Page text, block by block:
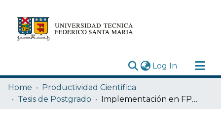
Log In (current)
Research Outputs
Statistics
Home
Productividad Cientifica
Tesis de Postgrado
Implementación en FPGA de control predictivo basado en modelos en un convertidor DC/AC conectado a un filtro LC en DERs.